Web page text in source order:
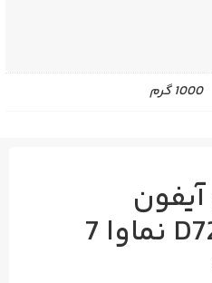
1000 گرم
آیفون
تصویری D72TMI نماوا 7